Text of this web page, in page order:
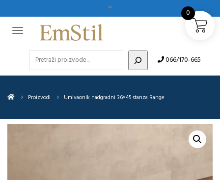
066/170-665
Proizvodi Umivaonik nadgradni 36×45 stanza Range
0